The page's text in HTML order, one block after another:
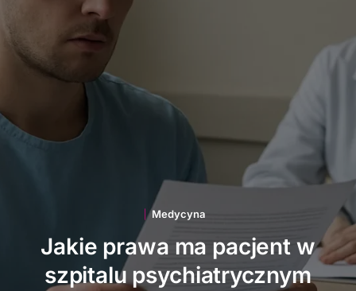
Medycyna
Jakie innowacje
technologiczne wspierają